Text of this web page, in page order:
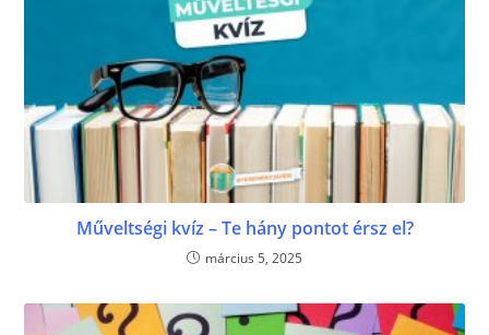
Műveltségi kvíz – Te hány pontot érsz el?
március 5, 2025